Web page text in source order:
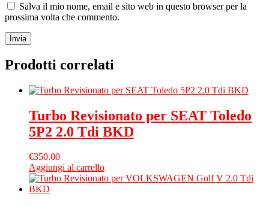
Salva il mio nome, email e sito web in questo browser per la
prossima volta che commento.
Prodotti correlati
Turbo Revisionato per SEAT Toledo
5P2 2.0 Tdi BKD
€350.00
Aggiungi al carrello